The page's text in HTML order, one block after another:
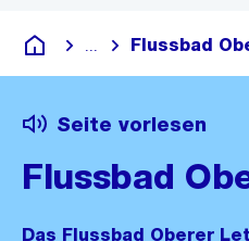
Deutsch
Blende alle
Flussbad
Seite vorlesen
Flussbad
Das Flussbad Oberer